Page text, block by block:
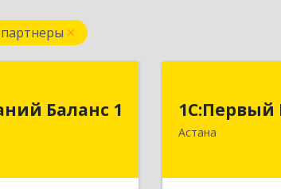
Баланс 1
Казахстан, г. Нур-
1С:Первый
Астана
район